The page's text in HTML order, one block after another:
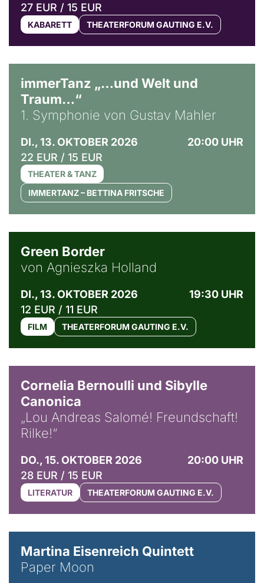
27 EUR / 15 EUR
KABARETT THEATERFORUM GAUTING E.V.
immerTanz „…und Welt und
Traum…“
1. Symphonie von Gustav Mahler
DI., 13. OKTOBER 2026
20:00 UHR
22 EUR / 15 EUR
THEATER & TANZ
IMMERTANZ – BETTINA FRITSCHE
Green Border
von Agnieszka Holland
DI., 13. OKTOBER 2026
19:30 UHR
12 EUR / 11 EUR
FILM THEATERFORUM GAUTING E.V.
Cornelia Bernoulli und Sibylle
Canonica
„Lou Andreas Salomé! Freundschaft!
Rilke!“
DO., 15. OKTOBER 2026
20:00 UHR
28 EUR / 15 EUR
LITERATUR THEATERFORUM GAUTING E.V.
Martina Eisenreich Quintett
Paper Moon